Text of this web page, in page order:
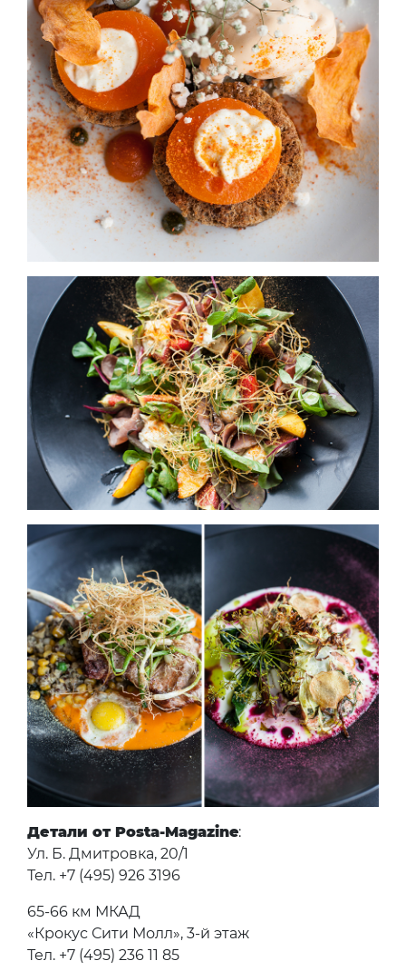
Детали от Posta-Magazine:
Ул. Б. Дмитровка, 20/1
Тел. +7 (495) 926 3196
65-66 км МКАД
«Крокус Сити Молл», 3-й этаж
Тел. +7 (495) 236 11 85